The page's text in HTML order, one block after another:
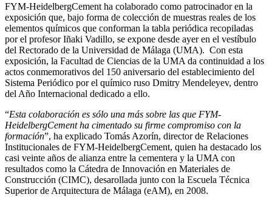
FYM-HeidelbergCement ha colaborado como patrocinador en la
exposición que, bajo forma de colección de muestras reales de los
elementos químicos que conforman la tabla periódica recopiladas
por el profesor Iñaki Vadillo, se expone desde ayer en el vestíbulo
del Rectorado de la Universidad de Málaga (UMA). Con esta
exposición, la Facultad de Ciencias de la UMA da continuidad a los
actos conmemorativos del 150 aniversario del establecimiento del
Sistema Periódico por el químico ruso Dmitry Mendeleyev, dentro
del Año Internacional dedicado a ello.
“Esta colaboración es sólo una más sobre las que FYM-
HeidelbergCement ha cimentado su firme compromiso con la
formación”, ha explicado Tomás Azorín, director de Relaciones
Institucionales de FYM-HeidelbergCement, quien ha destacado los
casi veinte años de alianza entre la cementera y la UMA con
resultados como la Cátedra de Innovación en Materiales de
Construcción (CIMC), desarollada junto con la Escuela Técnica
Superior de Arquitectura de Málaga (eAM), en 2008.